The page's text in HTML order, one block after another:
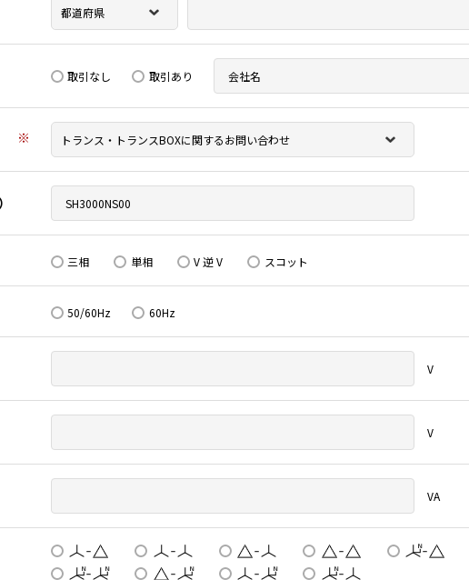
取引なし 取引あり
※
三相 単相 V 逆 V スコット
50/60Hz 60Hz
V
V
VA